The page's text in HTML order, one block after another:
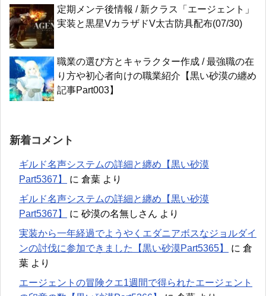
定期メンテ後情報 / 新クラス「エージェント」
実装と黒星VカラザドV太古防具配布(07/30)
職業の選び方とキャラクター作成 / 最強職の在
り方や初心者向けの職業紹介【黒い砂漠の纏め
記事Part003】
新着コメント
ギルド名声システムの詳細と纏め【黒い砂漠
Part5367】
に 倉葉 より
ギルド名声システムの詳細と纏め【黒い砂漠
Part5367】
に 砂漠の名無しさん より
実装から一年経過でようやくエダニアボスなジョルダイ
ンの討伐に参加できました【黒い砂漠Part5365】
に 倉
葉 より
エージェントの冒険クエ1週間で得られたエージェント